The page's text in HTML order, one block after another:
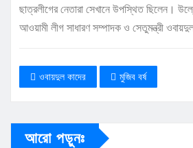
ছাত্রলীগের নেতারা সেখানে উপস্থিত ছিলেন।
আওয়ামী লীগ সাধারণ সম্পাদক ও সেতুমন্ত্রী
ওবায়দুল কাদের মুজিব বর্ষ
আরো পড়ুনঃ